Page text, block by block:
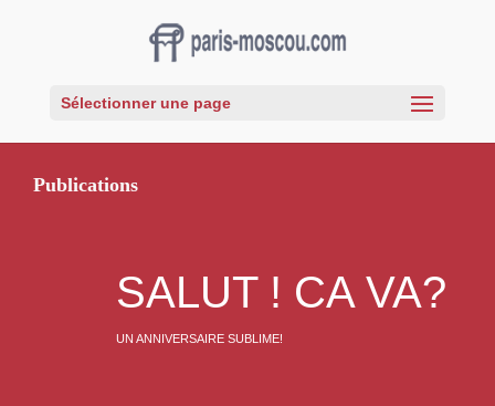
Sélectionner une page
Publications
SALUT ! CA VA?
UN ANNIVERSAIRE SUBLIME!